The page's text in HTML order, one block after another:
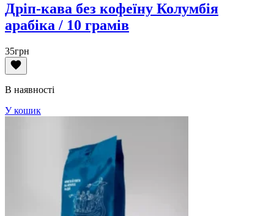
Дріп-кава без кофеїну Колумбія
арабіка / 10 грамів
35грн
В наявності
У кошик